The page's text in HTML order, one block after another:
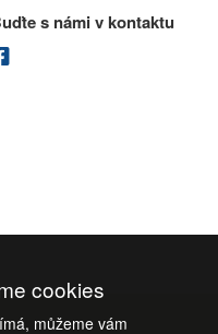
s námi v kontaktu
cookies
můžeme vám